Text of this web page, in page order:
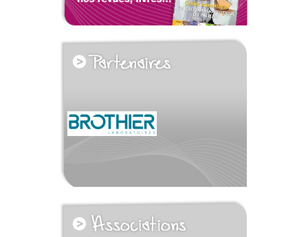
voir tous les partenaires